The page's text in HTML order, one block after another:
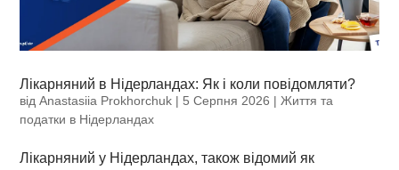
Лікарняний в Нідерландах: Як і коли повідомляти?
відAnastasiia Prokhorchuk | 5 Серпня 2026 |Життя та
податки в Нідерландах
Лікарняний у Нідерландах, також відомий як